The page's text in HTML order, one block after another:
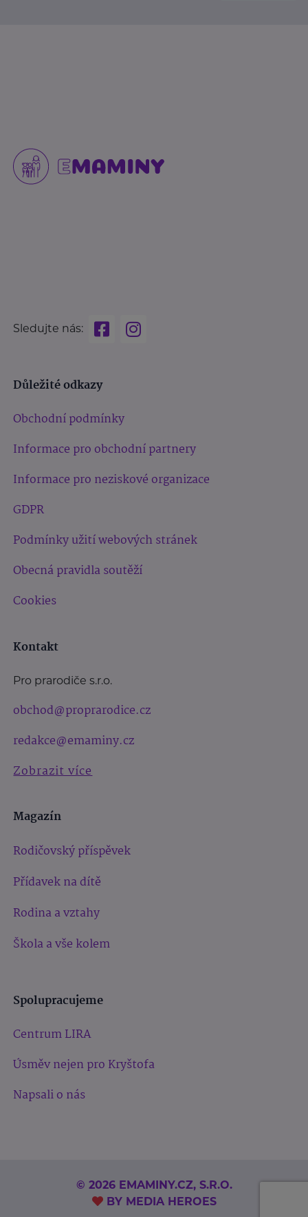
Sledujte nás:
Důležité odkazy
Obchodní podmínky
Informace pro obchodní partnery
Informace pro neziskové organizace
GDPR
Podmínky užití webových stránek
Obecná pravidla soutěží
Cookies
Kontakt
Pro prarodiče s.r.o.
obchod@proprarodice.cz
redakce@emaminy.cz
Zobrazit více
Magazín
Rodičovský příspěvek
Přídavek na dítě
Rodina a vztahy
Škola a vše kolem
Spolupracujeme
Centrum LIRA
Úsměv nejen pro Kryštofa
Napsali o nás
© 2026 EMAMINY.CZ, S.R.O.
BY MEDIA HEROES